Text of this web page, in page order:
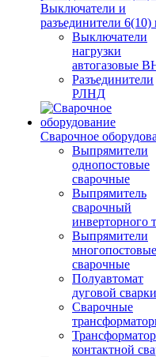
Выключатели и
разъединители 6(10)
Выключатели
нагрузки
автогазовые
Разъединители
РЛНД
Сварочное
Выпрямители
однопостовые
сварочные
Выпрямитель
сварочный
инверторного
Выпрямители
многопостовые
сварочные
Полуавтомат
дуговой сварки
Сварочные
контактной